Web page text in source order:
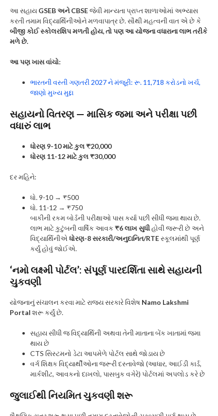
આ સહાય GSEB અને CBSEજેવી માન્યતા પ્રાપ્ત શાળાઓમાં અભ્યાસ
કરતી તમામ વિદ્યાર્થિનીઓને મળવાપાત્ર છે. સૌથી મહત્વની વાત એ છે કે
બીજી કોઈ સ્કોલરશિપ મળતી હોય, તો પણ આ યોજના વધારાના લાભ તરીકે
મળે છે.
આ પણ ખાસ વાંચો:
ભારતની વસ્તી ગણતરી 2027 ને મંજૂરી: રૂ. 11,718 કરોડનો ખર્ચ,
જાણો મુખ્ય મુદ્દા
સહાયનો વિતરણ — માસિક જમા અને પરીક્ષા પછી
વધારું લાભ
ધોરણ 9-10 માટે કુલ ₹20,000
ધોરણ 11-12 માટે કુલ ₹30,000
દર મહિને:
ધો. 9-10 → ₹500
ધો. 11-12 → ₹750
બાકીની રકમ બોર્ડની પરીક્ષાઓ પાસ કર્યા પછી સીધી જમા થાય છે.
લાભ માટે કુટુંબની વાર્ષિક આવક₹6 લાખ સુધીહોવી જરૂરી છે અને
વિદ્યાર્થિનીએ ધોરણ-8 સરકારી/અનુદાનિત/RTEસ્કૂલમાંથી પૂર્ણ
કર્યું હોવું જોઈએ.
‘નમો લક્ષ્મી પોર્ટલ’: સંપૂર્ણ પારદર્શિતા સાથે સહાયની
ચુકવણી
યોજનાનું સંચાલન કરવા માટે રાજ્ય સરકારે વિશેષ Namo Lakshmi
Portal શરૂ કર્યું છે.
સહાય સીધી જ વિદ્યાર્થિની અથવા તેની માતાના બેંક ખાતામાં જમા
થાય છે
CTS સિસ્ટમનો ડેટા આપમેળે પોર્ટલ સાથે જોડાય છે
વર્ગ શિક્ષક વિદ્યાર્થીઓના જરૂરી દસ્તાવેજો (આધાર, આઈડી કાર્ડ,
માર્કશીટ, આવકનો દાખલો, પાસબુક વગેરે) પોર્ટલમાં અપલોડ કરે છે
જુલાઈથી નિયમિત ચુકવણી શરૂ